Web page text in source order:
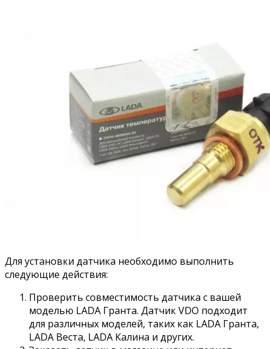
Для установки датчика необходимо выполнить
следующие действия:
Проверить совместимость датчика с вашей
моделью LADA Гранта. Датчик VDO подходит
для различных моделей, таких как LADA Гранта,
LADA Веста, LADA Калина и других.